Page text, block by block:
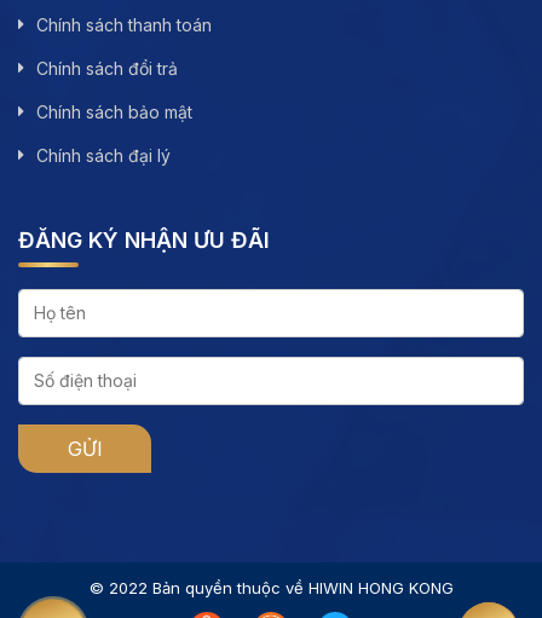
Chính sách thanh toán
Chính sách đổi trả
Chính sách bảo mật
Chính sách đại lý
ĐĂNG KÝ NHẬN ƯU ĐÃI
© 2022 Bản quyền thuộc về HIWIN HONG KONG